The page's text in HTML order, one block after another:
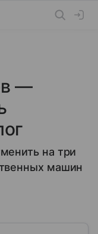
—
на три
машин